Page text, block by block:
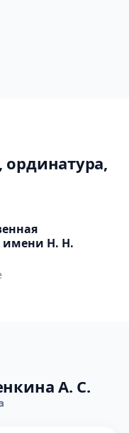
ординатура,
имени Н. Н.
А. С.